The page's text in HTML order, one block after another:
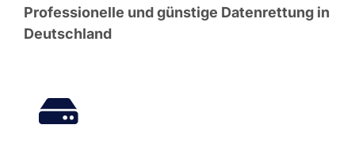
Professionelle und günstige Datenrettung in
Deutschland